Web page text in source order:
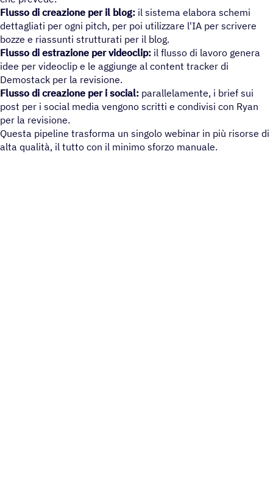
Flusso di creazione per il blog: il sistema elabora schemi
dettagliati per ogni pitch, per poi utilizzare l'IA per scrivere
bozze e riassunti strutturati per il blog.
Flusso di estrazione per videoclip: il flusso di lavoro genera
idee per videoclip e le aggiunge al content tracker di
Demostack per la revisione.
Flusso di creazione per i social: parallelamente, i brief sui
post per i social media vengono scritti e condivisi con Ryan
per la revisione.
Questa pipeline trasforma un singolo webinar in più risorse di
alta qualità, il tutto con il minimo sforzo manuale.